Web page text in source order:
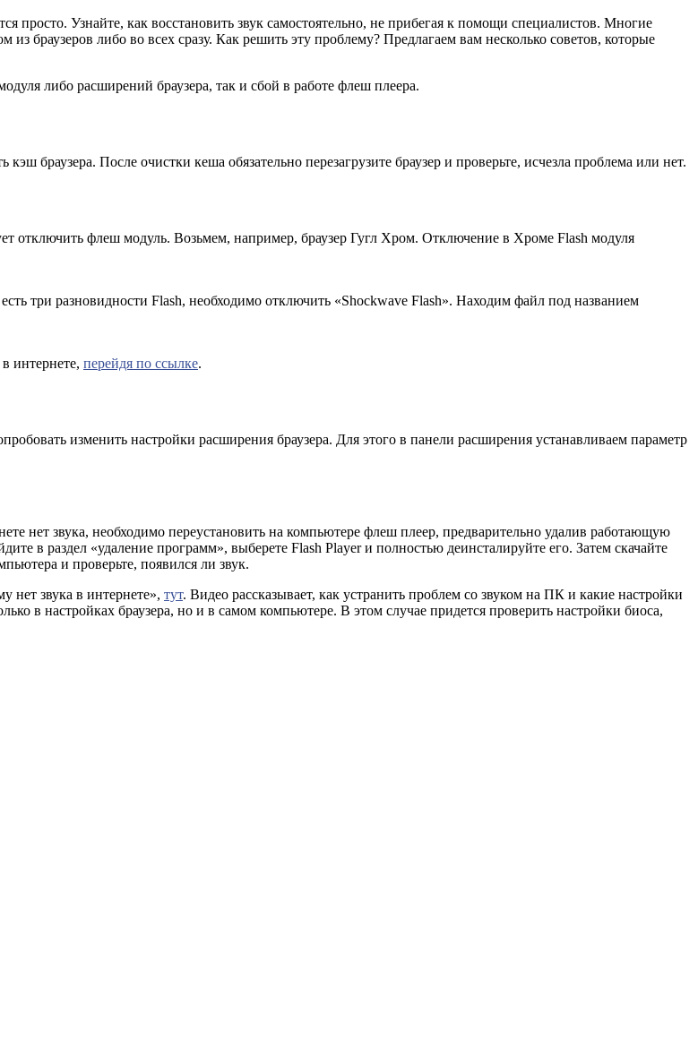
просто. Узнайте, как восстановить звук самостоятельно, не прибегая к помощи специалистов. Многие
из браузеров либо во всех сразу. Как решить эту проблему? Предлагаем вам несколько советов, которые
либо расширений браузера, так и сбой в работе флеш плеера.
браузера. После очистки кеша обязательно перезагрузите браузер и проверьте, исчезла проблема или нет.
отключить флеш модуль. Возьмем, например, браузер Гугл Хром. Отключение в Хроме Flash модуля
три разновидности Flash, необходимо отключить «Shockwave Flash». Находим файл под названием
интернете, перейдя по ссылке.
изменить настройки расширения браузера. Для этого в панели расширения устанавливаем параметр
нет звука, необходимо переустановить на компьютере флеш плеер, предварительно удалив работающую
в раздел «удаление программ», выберете Flash Player и полностью деинсталируйте его. Затем скачайте
и проверьте, появился ли звук.
нет звука в интернете», тут. Видео рассказывает, как устранить проблем со звуком на ПК и какие настройки
в настройках браузера, но и в самом компьютере. В этом случае придется проверить настройки биоса,